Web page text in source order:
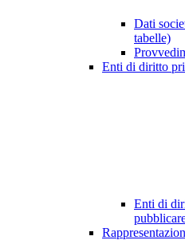
Dati
tabelle)
Enti di diritto
Enti di